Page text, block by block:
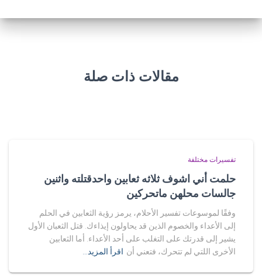
مقالات ذات صلة
تفسيرات مختلفة
حلمت أني اشوف ثلاثه ثعابين واحدقتلته واثنين
جالسات محلهن ماتحركين
وفقًا لموسوعات تفسير الأحلام، يرمز رؤية الثعابين في الحلم
إلى الأعداء والخصوم الذين قد يحاولون إيذاءك. قتل الثعبان الأول
يشير إلى قدرتك على التغلب على أحد الأعداء. أما الثعابين
الأخرى اللتي لم تتحرك، فتعني أن اقرأ المزيد…